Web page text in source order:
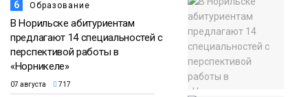
6 Образование
В Норильске абитуриентам
предлагают 14 специальностей с
перспективой работы в
«Норникеле»
07 августа 717